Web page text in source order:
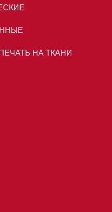
НА ТКАНИ